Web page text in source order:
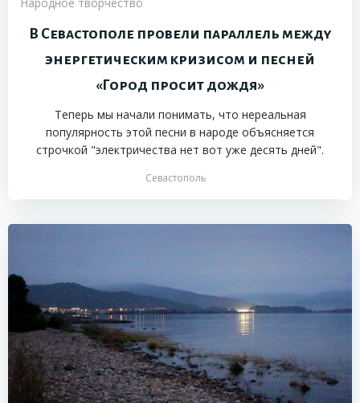
В Севастополе провели параллель между
энергетическим кризисом и песней
«Город просит дождя»
Теперь мы начали понимать, что нереальная
популярность этой песни в народе объясняется
строчкой "электричества нет вот уже десять дней".
Севастополь